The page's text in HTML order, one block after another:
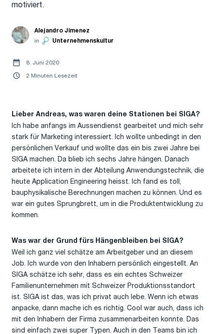
motiviert.
Alejandro Jimenez
in
Unternehmenskultur
8. Juni 2020
2 Minuten Lesezeit
Lieber Andreas, was waren deine Stationen bei SIGA?
Ich habe anfangs im Aussendienst gearbeitet und mich sehr
stark für Marketing interessiert. Ich wollte unbedingt in den
persönlichen Verkauf und wollte das ein bis zwei Jahre bei
SIGA machen. Da blieb ich sechs Jahre hängen. Danach
arbeitete ich intern in der Abteilung Anwendungstechnik, die
heute Application Engineering heisst. Ich fand es toll,
bauphysikalische Berechnungen machen zu können. Und es
war ein gutes Sprungbrett, um in die Produktentwicklung zu
kommen.
Was war der Grund fürs Hängenbleiben bei SIGA?
Weil ich ganz viel schätze am Arbeitgeber und an diesem
Job. Ich wurde von den Inhabern persönlich eingestellt. An
SIGA schätze ich sehr, dass es ein echtes Schweizer
Familienunternehmen mit Schweizer Produktionsstandort
ist. SIGA ist das, was ich privat auch lebe. Wenn ich etwas
anpacke, dann mache ich es richtig. Cool war auch, dass ich
mit den Inhabern der Firma zusammenarbeiten konnte. Das
sind einfach zwei super Typen. Auch in den Teams bin ich